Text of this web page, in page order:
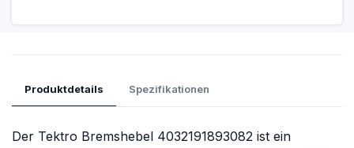
Produktdetails Spezifikationen
Der Tektro Bremshebel 4032191893082 ist ein